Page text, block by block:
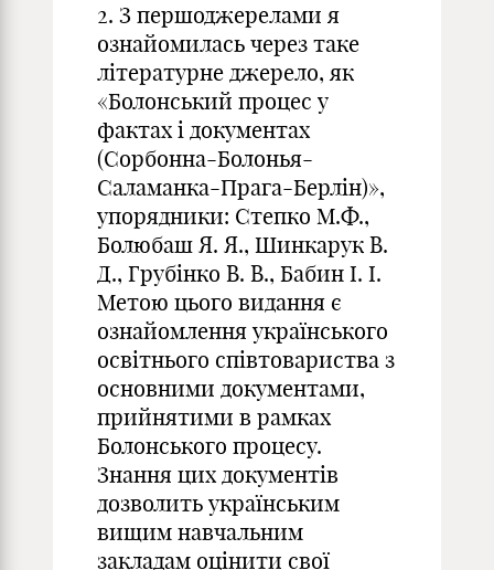
2. З першоджерелами я
ознайомилась через таке
літературне джерело, як
«Болонський процес у
фактах і документах
(Сорбонна-Болонья-
Саламанка-Прага-Берлін)»,
упорядники: Степко М.Ф.,
Болюбаш Я. Я., Шинкарук В.
Д., Грубінко В. В., Бабин І. І.
Метою цього видання є
ознайомлення українського
освітнього співтовариства з
основними документами,
прийнятими в рамках
Болонського процесу.
Знання цих документів
дозволить українським
вищим навчальним
закладам оцінити свої